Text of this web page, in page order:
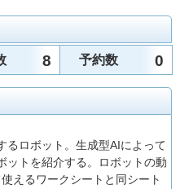
8 予約数 0
るロボット。生成型AIによって
ットを紹介する。ロボットの動
えるワークシートと同シート